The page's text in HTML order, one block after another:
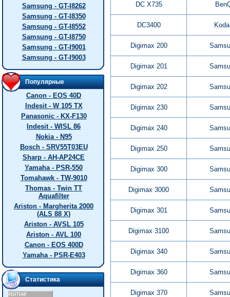
Samsung - GT-I8262
Samsung - GT-I8350
Samsung - GT-I8552
Samsung - GT-I8750
Samsung - GT-I9001
Samsung - GT-I9003
Популярные
Canon - EOS 40D
Indesit - W 105 TX
Panasonic - KX-F130
Indesit - WISL 86
Nokia - N95
Bosch - SRV55T03EU
Sharp - AH-AP24CE
Yamaha - PSR-550
Tomahawk - TW-9010
Thomas - Twin TT
Aquafilter
Ariston - Margherita 2000
(ALS 88 X)
Ariston - AVSL 105
Ariston - AVL 100
Canon - EOS 400D
Yamaha - PSR-E403
Статистика
DC X735
DC3400
Digimax 200
Digimax 201
Digimax 202
Digimax 230
Digimax 240
Digimax 250
Digimax 300
Digimax 3000
Digimax 301
Digimax 3100
Digimax 340
Digimax 360
Digimax 370